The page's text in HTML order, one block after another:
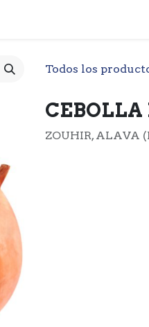
Todos los
ZOUHIR, ALAVA